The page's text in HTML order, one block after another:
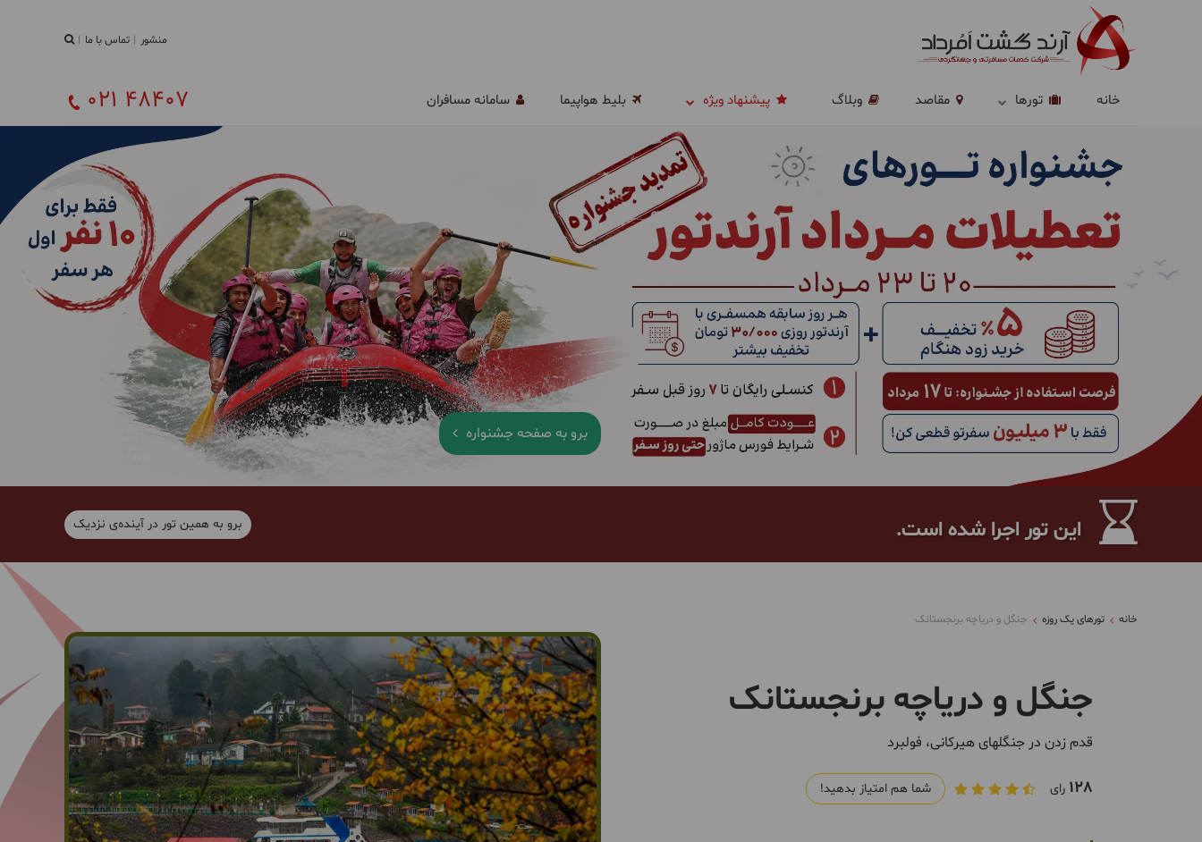
منشور تماس با ما
خانه تورها مقاصد وبلاگ پیشنهاد ویژه بلیط هواپیما سامانه مسافران 021 48407
برو به صفحه جشنواره
این تور اجرا شده است. برو به همین تور در آینده‌ی نزدیک
خانه تورهای یک روزه جنگل و دریاچه برنجستانک
جنگل و دریاچه برنجستانک
قدم زدن در جنگلهای هیرکانی، فولبرد
128 رای شما هم امتیاز بدهید!